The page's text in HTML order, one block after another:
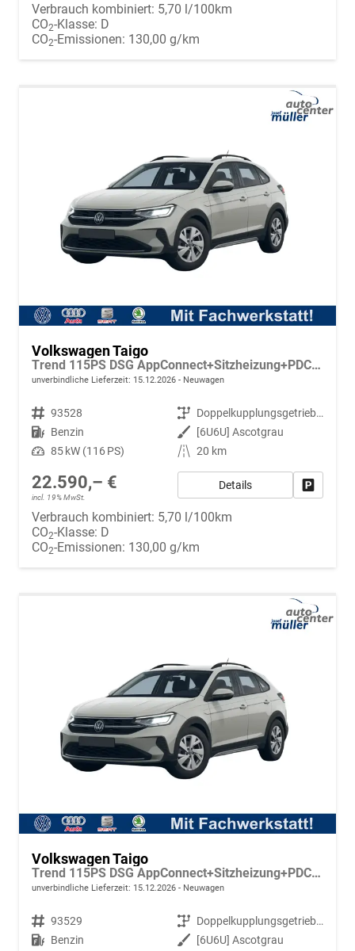
Verbrauch kombiniert: 5,70 l/100km
CO2-Klasse: D
CO2-Emissionen: 130,00 g/km
Volkswagen Taigo
Trend 115PS DSG AppConnect+Sitzheizung+PDC+Alu16+LED+DAB+FrontAssist
unverbindliche Lieferzeit: 15.12.2026 Neuwagen
Fahrzeugnr. 93528 Getriebe
Doppelkupplungsgetriebe (DSG)
Kraftstoff Benzin Außenfarbe [6U6U] Ascotgrau
Leistung 85 kW (116 PS) Kilometerstand 20 km
22.590,– €
incl. 19% MwSt.
Details
Verbrauch kombiniert: 5,70 l/100km
CO2-Klasse: D
CO2-Emissionen: 130,00 g/km
Volkswagen Taigo
Trend 115PS DSG AppConnect+Sitzheizung+PDC+Alu16+LED+DAB+FrontAssist
unverbindliche Lieferzeit: 15.12.2026 Neuwagen
Fahrzeugnr. 93529 Getriebe
Doppelkupplungsgetriebe (DSG)
Kraftstoff Benzin Außenfarbe [6U6U] Ascotgrau